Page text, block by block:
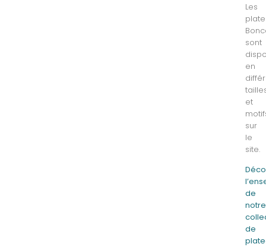
Les
sont
en
et
sur
le
site.
de
notre
de